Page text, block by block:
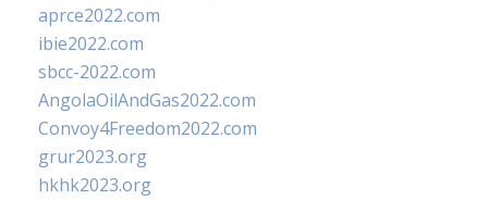
aprce2022.com
ibie2022.com
sbcc-2022.com
AngolaOilAndGas2022.com
Convoy4Freedom2022.com
grur2023.org
hkhk2023.org